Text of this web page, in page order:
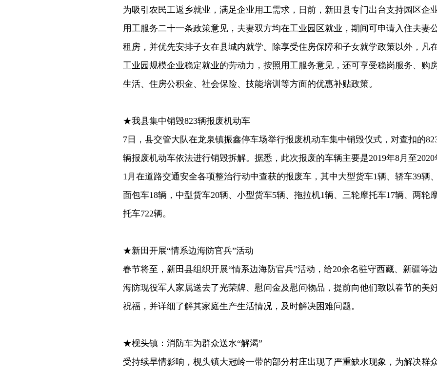
为吸引农民工返乡就业，满足企业用工需求，日前，新田县专门出台支持园区企
用工服务二十一条政策意见，夫妻双方均在工业园区就业，期间可申请入住夫妻
租房，并优先安排子女在县城内就学。除享受住房保障和子女就学政策以外，凡
工业园规模企业稳定就业的劳动力，按照用工服务意见，还可享受稳岗服务、购
生活、住房公积金、社会保险、技能培训等方面的优惠补贴政策。
★我县集中销毁823辆报废机动车
7日，县交管大队在龙泉镇振鑫停车场举行报废机动车集中销毁仪式，对查扣的
辆报废机动车依法进行销毁拆解。据悉，此次报废的车辆主要是2019年8月至2020
1月在道路交通安全各项整治行动中查获的报废车，其中大型货车1辆、轿车39辆、
面包车18辆，中型货车20辆、小型货车5辆、拖拉机1辆、三轮摩托车17辆、两轮
托车722辆。
★新田开展“情系边海防官兵”活动
春节将至，新田县组织开展“情系边海防官兵”活动，给20余名驻守西藏、新疆等边
海防现役军人家属送去了光荣牌、慰问金及慰问物品，提前向他们致以春节的美
祝福，并详细了解其家庭生产生活情况，及时解决困难问题。
★枧头镇：消防车为群众送水“解渴”
受持续旱情影响，枧头镇大冠岭一带的部分村庄出现了严重缺水现象，为解决群